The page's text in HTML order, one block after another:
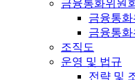
금융통화위원회
금융통화
금융통
조직도
운영 및 법규
전략 및